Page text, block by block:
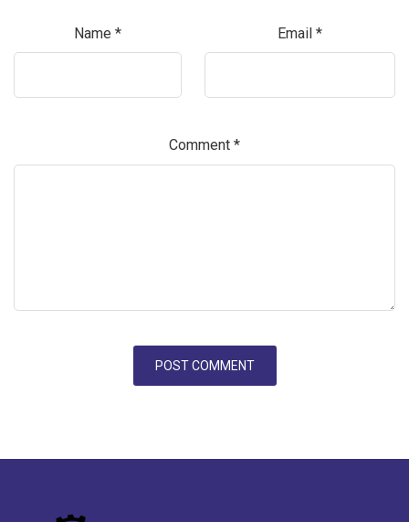
Name * Email *
Comment *